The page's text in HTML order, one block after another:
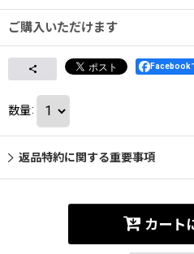
ご購入いただけます
Facebook
数量:
返品特約に関する重要事項
カート